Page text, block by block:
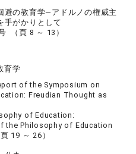
避の教育学―アドルノの権威主
手がかりとして
（頁 8 ～ 13）
育学
of the Symposium on
Freudian Thought as
of Education:
the Philosophy of Education
19 ～ 26）